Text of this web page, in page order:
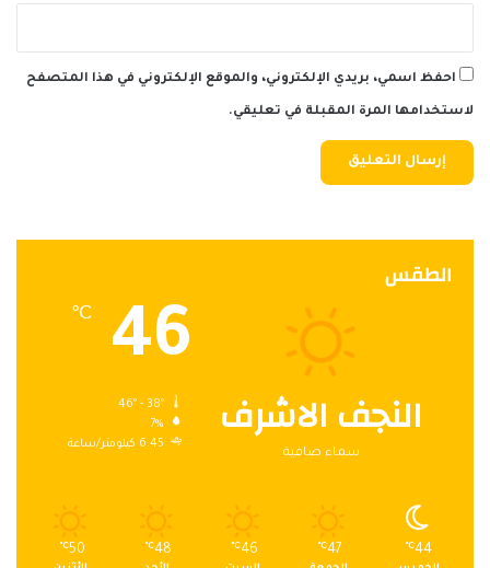
احفظ اسمي، بريدي الإلكتروني، والموقع الإلكتروني في هذا المتصفح
لاستخدامها المرة المقبلة في تعليقي.
الطقس
النجف الاشرف
سماء صافية
46
℃
7%
6.45 كيلومتر/ساعة
44
℃
47
℃
46
℃
48
℃
50
℃